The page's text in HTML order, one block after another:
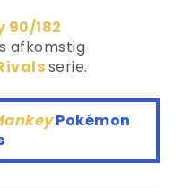
90/182
afkomstig
serie.
Pokémon